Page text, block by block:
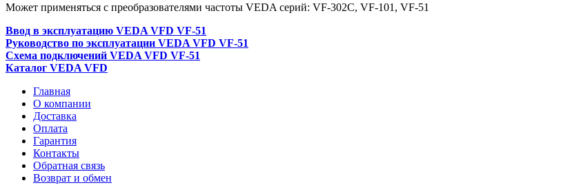
Может применяться с преобразователями частоты VEDA серий: VF-302C, VF-101, VF-51
Ввод в эксплуатацию VEDA VFD VF-51
Руководство по эксплуатации VEDA VFD VF-51
Схема подключений VEDA VFD VF-51
Каталог VEDA VFD
Главная
О компании
Доставка
Оплата
Гарантия
Контакты
Обратная связь
Возврат и обмен